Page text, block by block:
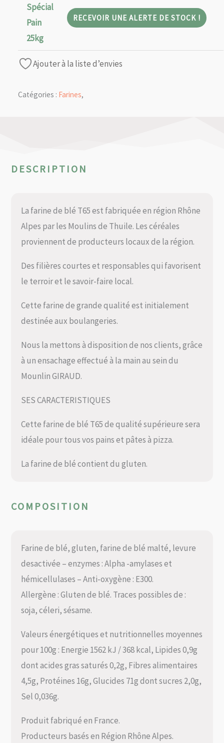
Spécial
Pain
25kg
RECEVOIR UNE ALERTE DE STOCK !
Ajouter à la liste d’envies
Catégories : Farines,
DESCRIPTION
La farine de blé T65 est fabriquée en région Rhône
Alpes par les Moulins de Thuile. Les céréales
proviennent de producteurs locaux de la région.
Des filières courtes et responsables qui favorisent
le terroir et le savoir-faire local.
Cette farine de grande qualité est initialement
destinée aux boulangeries.
Nous la mettons à disposition de nos clients, grâce
à un ensachage effectué à la main au sein du
Mounlin GIRAUD.
SES CARACTERISTIQUES
Cette farine de blé T65 de qualité supérieure sera
idéale pour tous vos pains et pâtes à pizza.
La farine de blé contient du gluten.
COMPOSITION
Farine de blé, gluten, farine de blé malté, levure
desactivée – enzymes : Alpha -amylases et
hémicellulases – Anti-oxygène : E300.
Allergène : Gluten de blé. Traces possibles de :
soja, céleri, sésame.
Valeurs énergétiques et nutritionnelles moyennes
pour 100g : Energie 1562 kJ / 368 kcal, Lipides 0,9g
dont acides gras saturés 0,2g, Fibres alimentaires
4,5g, Protéines 16g, Glucides 71g dont sucres 2,0g,
Sel 0,036g.
Produit fabriqué en France.
Producteurs basés en Région Rhône Alpes.